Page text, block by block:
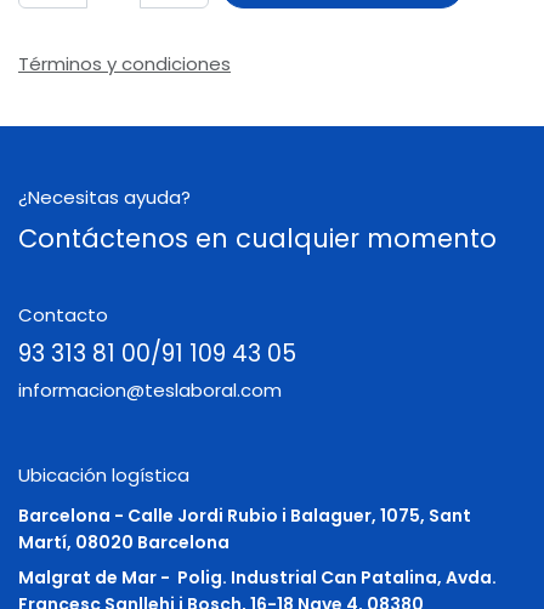
Términos y condiciones
¿Necesitas ayuda?
Contáctenos en cualquier momento
Contacto
93 313 81 00/91 109 43 05
informacion@teslaboral.com
Ubicación logística
Barcelona - Calle Jordi Rubio i Balaguer, 1075, Sant
Martí, 08020 Barcelona
Malgrat de Mar - Polig. Industrial Can Patalina, Avda.